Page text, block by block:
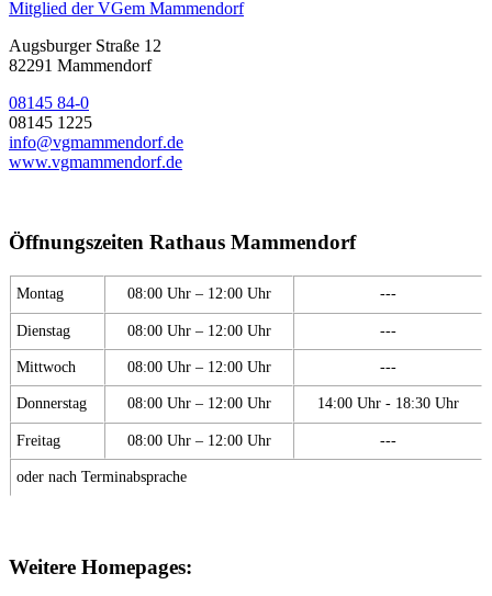
Mitglied der VGem Mammendorf
Augsburger Straße 12
82291 Mammendorf
08145 84-0
08145 1225
info@vgmammendorf.de
www.vgmammendorf.de
Öffnungszeiten Rathaus Mammendorf
Montag 08:00 Uhr – 12:00 Uhr ---
Dienstag 08:00 Uhr – 12:00 Uhr ---
Mittwoch 08:00 Uhr – 12:00 Uhr ---
Donnerstag 08:00 Uhr – 12:00 Uhr 14:00 Uhr - 18:30 Uhr
Freitag 08:00 Uhr – 12:00 Uhr ---
oder nach Terminabsprache
Weitere Homepages: